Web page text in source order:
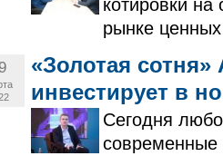
котировки
рынке
«Золотая
инвестирует в
Сегодня
современные